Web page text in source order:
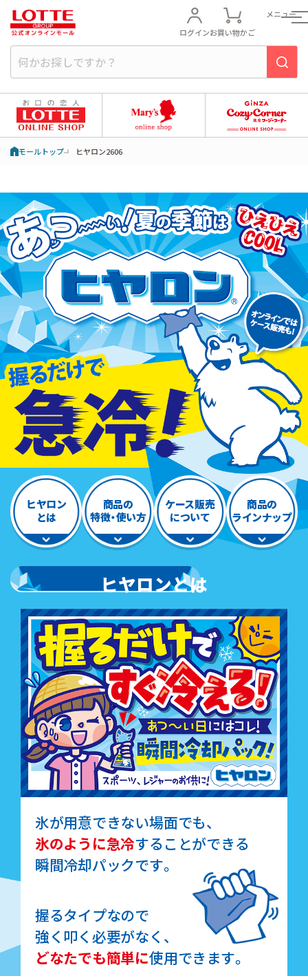
ログインお買い物かご
メニュー
モールトップ ヒヤロン2606
ヒヤロン
とは
商品の
特徴・使い方
ケース販売
について
商品の
ラインナップ
ヒヤロンとは
氷が用意できない場面でも、
氷のように急冷することができる
瞬間冷却パックです。
握るタイプなので
強く叩く必要がなく、
どなたでも簡単に使用できます。